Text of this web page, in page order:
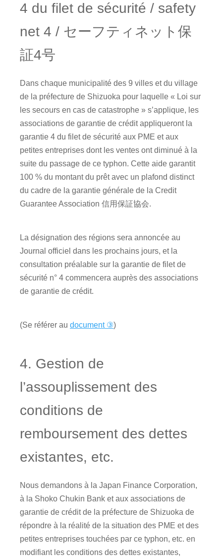
4 du filet de sécurité / safety
net 4 / セーフティネット保
証4号
Dans chaque municipalité des 9 villes et du village
de la préfecture de Shizuoka pour laquelle « Loi sur
les secours en cas de catastrophe » s’applique, les
associations de garantie de crédit appliqueront la
garantie 4 du filet de sécurité aux PME et aux
petites entreprises dont les ventes ont diminué à la
suite du passage de ce typhon. Cette aide garantit
100 % du montant du prêt avec un plafond distinct
du cadre de la garantie générale de la Credit
Guarantee Association 信用保証協会.
La désignation des régions sera annoncée au
Journal officiel dans les prochains jours, et la
consultation préalable sur la garantie de filet de
sécurité n° 4 commencera auprès des associations
de garantie de crédit.
(Se référer au document ③)
4. Gestion de
l’assouplissement des
conditions de
remboursement des dettes
existantes, etc.
Nous demandons à la Japan Finance Corporation,
à la Shoko Chukin Bank et aux associations de
garantie de crédit de la préfecture de Shizuoka de
répondre à la réalité de la situation des PME et des
petites entreprises touchées par ce typhon, etc. en
modifiant les conditions des dettes existantes,